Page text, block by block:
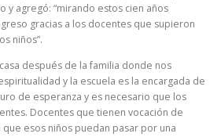
y agregó: “mirando estos cien años
gracias a los docentes que supieron
niños”.
después de la familia donde nos
y la escuela es la encargada de
de esperanza y es necesario que los
Docentes que tienen vocación de
esos niños puedan pasar por una